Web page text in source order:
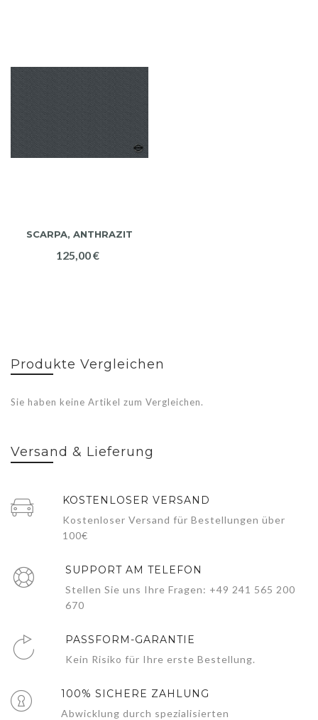
SCARPA, ANTHRAZIT
125,00 €
Produkte Vergleichen
Sie haben keine Artikel zum Vergleichen.
Versand & Lieferung
KOSTENLOSER VERSAND
Kostenloser Versand für Bestellungen über
100€
SUPPORT AM TELEFON
Stellen Sie uns Ihre Fragen: +49 241 565 200
670
PASSFORM-GARANTIE
Kein Risiko für Ihre erste Bestellung.
100% SICHERE ZAHLUNG
Abwicklung durch spezialisierten